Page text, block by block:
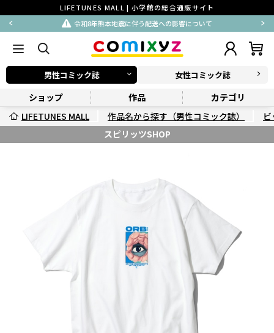
LIFETUNES MALL | 小学館の総合通販サイト
令和8年熊本地震に伴う配送への影響について
男性コミック誌 女性コミック誌
ショップ 作品
カテゴリ
LIFETUNES MALL
作品名から探す（男性コミック誌）
スピリッツSHOP